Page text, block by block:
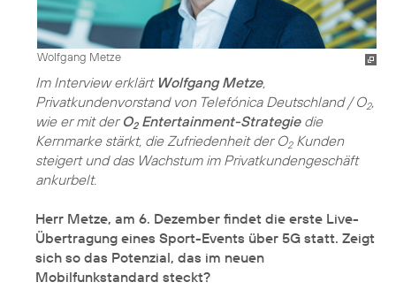
Wolfgang Metze
Im Interview erklärt Wolfgang Metze,
Privatkundenvorstand von Telefónica Deutschland / O2,
wie er mit der O2Entertainment-Strategiedie
Kernmarke stärkt, die Zufriedenheit der O2Kunden
steigert und das Wachstum im Privatkundengeschäft
ankurbelt.
Herr Metze, am 6. Dezember findet die erste Live-
Übertragung eines Sport-Events über 5G statt. Zeigt
sich so das Potenzial, das im neuen
Mobilfunkstandard steckt?